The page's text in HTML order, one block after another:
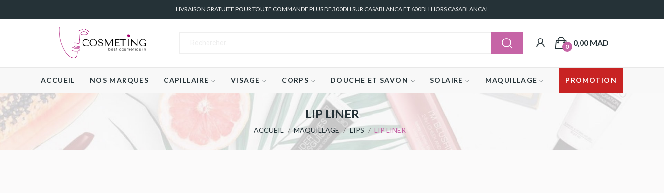
LIVRAISON GRATUITE POUR TOUTE COMMANDE PLUS DE 300DH SUR CASABLANCA ET 600DH HORS CASABLANCA!
0,00 MAD
0
ACCUEIL NOS MARQUES CAPILLAIRE VISAGE CORPS DOUCHE ET SAVON SOLAIRE MAQUILLAGE PROMOTION
LIP LINER
ACCUEIL MAQUILLAGE LIPS LIP LINER